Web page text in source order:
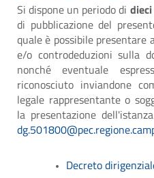
Si dispone un periodo di
di pubblicazione del
quale è possibile presentare
e/o controdeduzioni sulla
nonché eventuale
riconosciuto inviandone
legale rappresentante o
la presentazione
Decreto